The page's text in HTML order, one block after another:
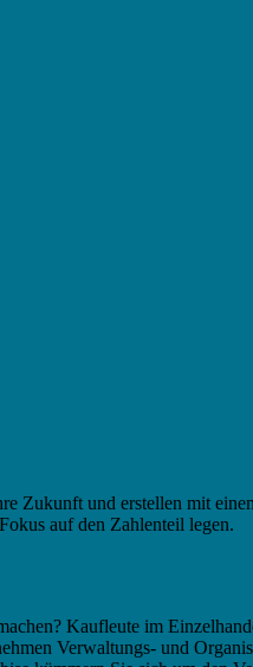
Zukunft und erstellen mit
auf den Zahlenteil legen.
Kaufleute im
Verwaltungs- und